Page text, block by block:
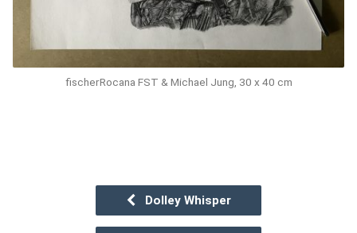
fischerRocana FST & Michael Jung, 30 x 40 cm
Dolley Whisper